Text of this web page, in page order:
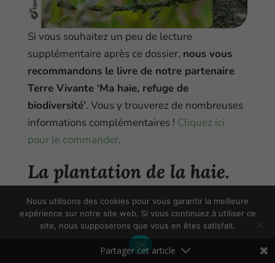
Si vous souhaitez un peu de lecture
supplémentaire après ce dossier, nous vous
recommandons le livre de notre partenaire
Terre Vivante ‘Ma haie, refuge de
biodiversité’. Vous y trouverez de nombreuses
informations complémentaires ! Cliquez ici
pour le commander.
La plantation de la haie.
Si les végétaux que vous allez installer sont à
croissance lente, vous pouvez en placer un tous
les 80 cm à 1 m. Ainsi, l’effet brise-vue sera plus
Nous utilisons des cookies pour vous garantir la meilleure
expérience sur notre site web. Si vous continuez à utiliser ce
site, nous supposerons que vous en êtes satisfait.
OK